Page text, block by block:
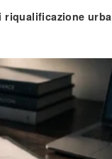
riqualificazione